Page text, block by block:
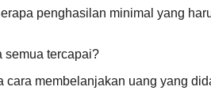
penghasilan minimal yang
semua tercapai?
membelanjakan uang yang